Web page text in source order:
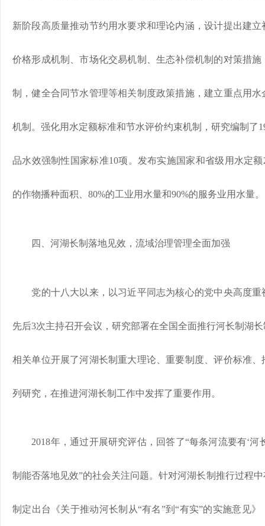
新阶段高质量推动节约用水要求和理论内涵，设计提出建
价格形成机制、市场化交易机制、生态补偿机制的对策措
制，健全合同节水管理等相关制度政策措施，建立重点用
机制。强化用水定额标准和节水评价约束机制，研究编制了
品水效强制性国家标准10项。发布实施国家和省级用水定
的作物播种面积、80%的工业用水量和90%的服务业用水量。
四、河湖长制落地见效，流域治理管理全面加强
党的十八大以来，以习近平同志为核心的党中央高度重
先后3次主持召开会议，研究部署在全国全面推行河长制湖
相关单位开展了河湖长制重大理论、重要制度、评价标准
列研究，在推进河湖长制工作中发挥了重要作用。
2018年，通过开展研究评估，回答了“每条河流要有‘河
制能否落地见效”的社会关注问题。针对河湖长制推行过程
制定出台《关于推动河长制从“有名”到“有实”的实施意见